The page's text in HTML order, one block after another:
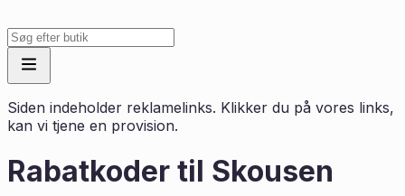
Siden indeholder reklamelinks. Klikker du på vores links,
kan vi tjene en provision.
Rabatkoder til Skousen